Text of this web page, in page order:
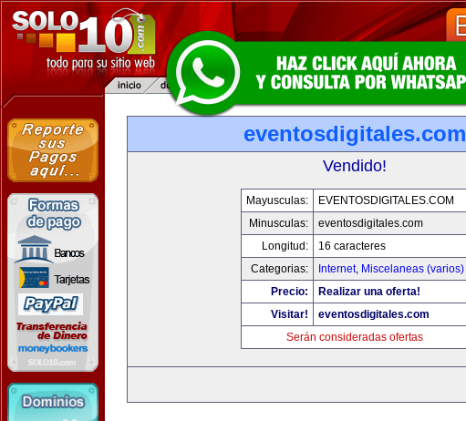
eventosdigitales.com
Vendido!
Mayusculas:
EVENTOSDIGITALES.COM
Minusculas:
eventosdigitales.com
Longitud:
16 caracteres
Categorias:
Internet, Miscelaneas (varios)
Precio:
Realizar una oferta!
Visitar!
eventosdigitales.com
Serán consideradas ofertas